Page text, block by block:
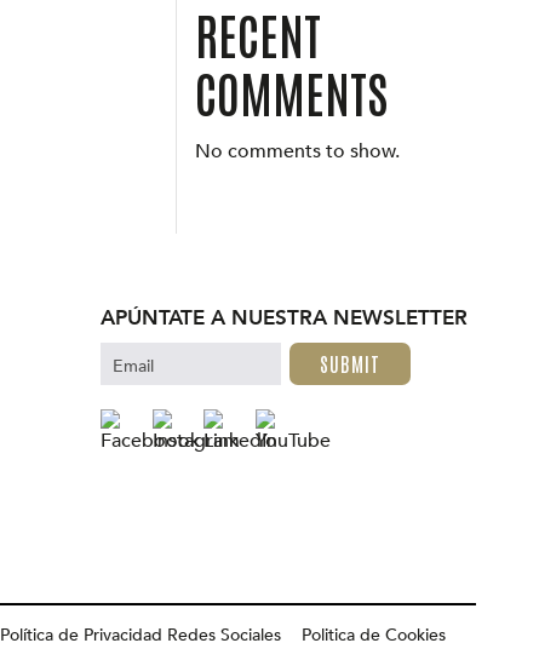
RECENT
COMMENTS
No comments to show.
APÚNTATE A NUESTRA NEWSLETTER
Email
Política de Privacidad Redes Sociales Politica de Cookies